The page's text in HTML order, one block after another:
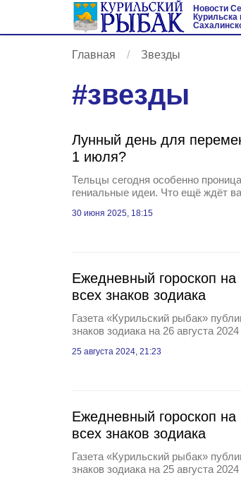
Новости
Курильска
Главная Звезды
#звезды
Лунный день для
1 июля?
Тельцы сегодня особенно
гениальные идеи. Что ещё ждёт
30 июня 2025, 18:15
Ежедневный гороскоп на
всех знаков зодиака
Газета «Курильский рыбак»
знаков зодиака на 26 августа 2024
25 августа 2024, 21:23
Ежедневный гороскоп на
всех знаков зодиака
Газета «Курильский рыбак»
знаков зодиака на 25 августа 2024